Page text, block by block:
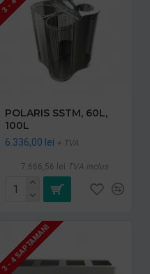
POLARIS SSTM, 60L,
100L
6.336,00 lei + TVA
7.666,56 lei TVA inclus
3 - 4 SAPTAMANI